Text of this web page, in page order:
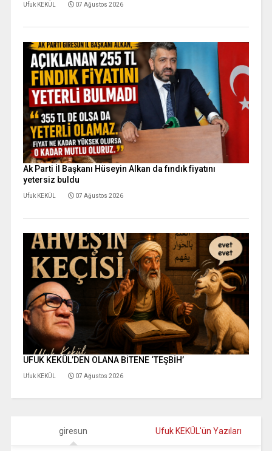
Ufuk KEKÜL 07 Ağustos 2026
Ak Parti İl Başkanı Hüseyin Alkan da fındık fiyatını
yetersiz buldu
Ufuk KEKÜL 07 Ağustos 2026
UFUK KEKÜL’DEN OLANA BİTENE ‘TEŞBİH’
Ufuk KEKÜL 07 Ağustos 2026
giresun Ufuk KEKÜL'ün Yazıları